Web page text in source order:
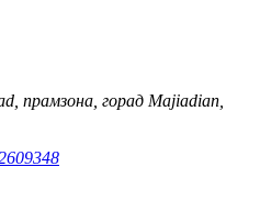
прамзона, горад Majiadian,